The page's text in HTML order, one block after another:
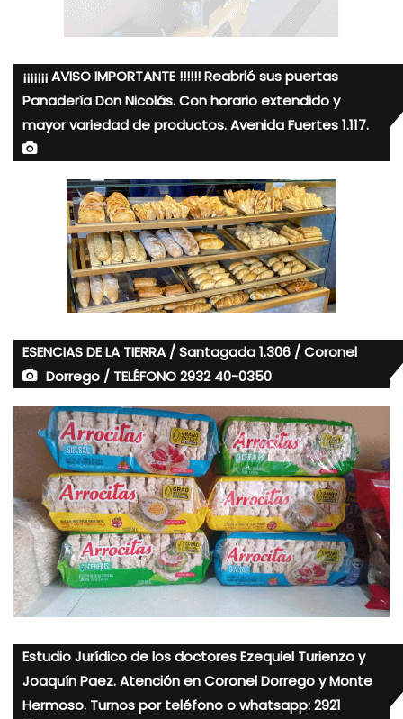
¡¡¡¡¡¡¡ AVISO IMPORTANTE !!!!!! Reabrió sus puertas
Panadería Don Nicolás. Con horario extendido y
mayor variedad de productos. Avenida Fuertes 1.117.
ESENCIAS DE LA TIERRA / Santagada 1.306 / Coronel
Dorrego / TELÉFONO 2932 40-0350
Estudio Jurídico de los doctores Ezequiel Turienzo y
Joaquín Paez. Atención en Coronel Dorrego y Monte
Hermoso. Turnos por teléfono o whatsapp: 2921